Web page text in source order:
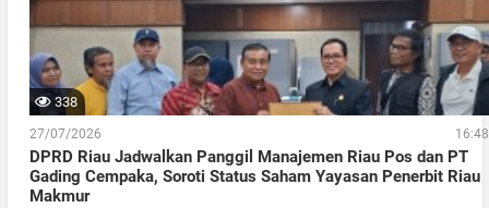
338
27/07/2026 16:48
DPRD Riau Jadwalkan Panggil Manajemen Riau Pos dan PT
Gading Cempaka, Soroti Status Saham Yayasan Penerbit Riau
Makmur